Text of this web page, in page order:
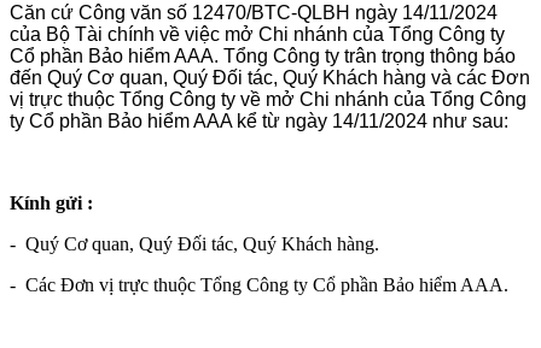
Căn cứ Công văn số 12470/BTC-QLBH ngày 14/11/2024
của Bộ Tài chính về việc mở Chi nhánh của Tổng Công ty
Cổ phần Bảo hiểm AAA. Tổng Công ty trân trọng thông báo
đến Quý Cơ quan, Quý Đối tác, Quý Khách hàng và các Đơn
vị trực thuộc Tổng Công ty về mở Chi nhánh của Tổng Công
ty Cổ phần Bảo hiểm AAA kể từ ngày 14/11/2024 như sau:
Kính gửi :
- Quý Cơ quan, Quý Đối tác, Quý Khách hàng.
- Các Đơn vị trực thuộc Tổng Công ty Cổ phần Bảo hiểm AAA.